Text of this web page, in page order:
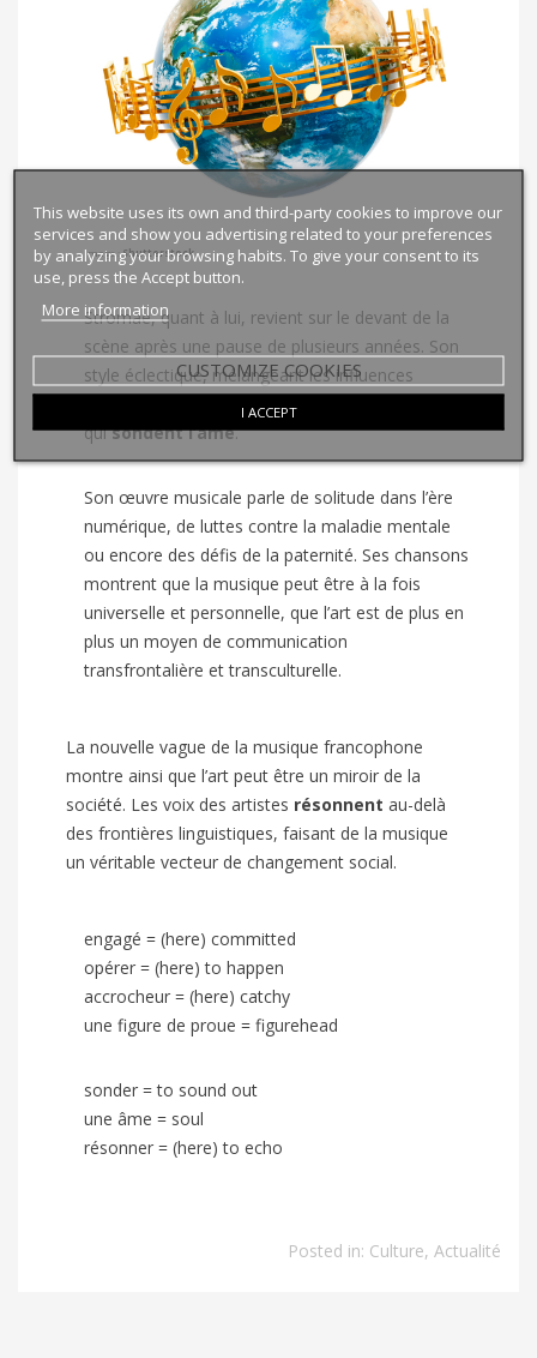
Image :Shutterstock
Stromae, quant à lui, revient sur le devant de la
scène après une pause de plusieurs années. Son
style éclectique, mélangeant les influences
africaines et européennes, propose des textes
qui sondent l’âme.
Son œuvre musicale parle de solitude dans l’ère
numérique, de luttes contre la maladie mentale
ou encore des défis de la paternité. Ses chansons
montrent que la musique peut être à la fois
universelle et personnelle, que l’art est de plus en
plus un moyen de communication
transfrontalière et transculturelle.
La nouvelle vague de la musique francophone
montre ainsi que l’art peut être un miroir de la
société. Les voix des artistes résonnent au-delà
des frontières linguistiques, faisant de la musique
un véritable vecteur de changement social.
engagé = (here) committed
opérer = (here) to happen
accrocheur = (here) catchy
une figure de proue = figurehead
sonder = to sound out
une âme = soul
résonner = (here) to echo
Posted in: Culture, Actualité
This website uses its own and third-party cookies to improve our
services and show you advertising related to your preferences
by analyzing your browsing habits. To give your consent to its
use, press the Accept button.
More information
CUSTOMIZE COOKIES
I ACCEPT